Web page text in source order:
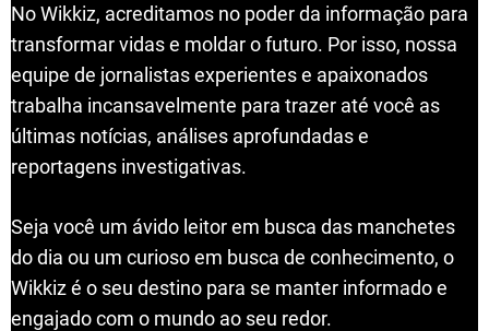
No Wikkiz, acreditamos no poder da informação para
transformar vidas e moldar o futuro. Por isso, nossa
equipe de jornalistas experientes e apaixonados
trabalha incansavelmente para trazer até você as
últimas notícias, análises aprofundadas e
reportagens investigativas.
Seja você um ávido leitor em busca das manchetes
do dia ou um curioso em busca de conhecimento, o
Wikkiz é o seu destino para se manter informado e
engajado com o mundo ao seu redor.